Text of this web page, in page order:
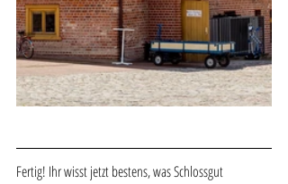
Fertig! Ihr wisst jetzt bestens, was Schlossgut